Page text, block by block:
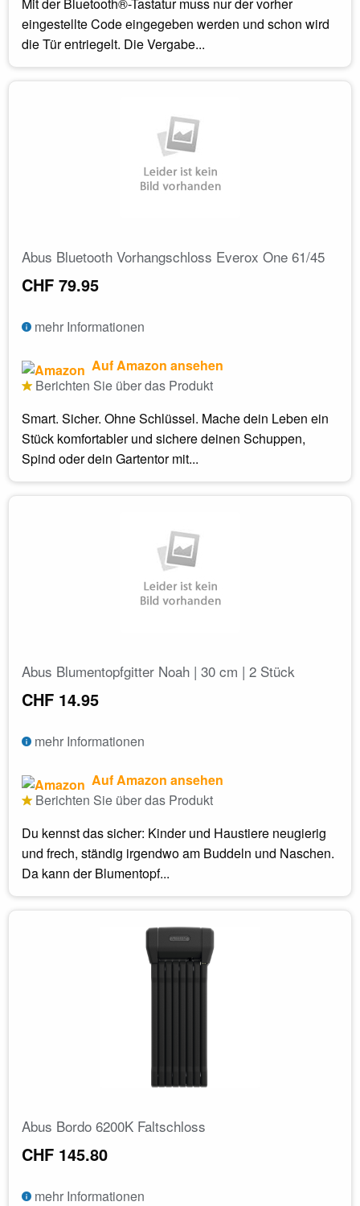
eingestellte Code eingegeben werden und schon wird
die Tür entriegelt. Die Vergabe...
Abus Bluetooth Vorhangschloss Everox One 61/45
CHF 79.95
mehr Informationen
Auf Amazon ansehen
Berichten Sie über das Produkt
Smart. Sicher. Ohne Schlüssel. Mache dein Leben ein
Stück komfortabler und sichere deinen Schuppen,
Spind oder dein Gartentor mit...
Abus Blumentopfgitter Noah | 30 cm | 2 Stück
CHF 14.95
mehr Informationen
Auf Amazon ansehen
Berichten Sie über das Produkt
Du kennst das sicher: Kinder und Haustiere neugierig
und frech, ständig irgendwo am Buddeln und Naschen.
Da kann der Blumentopf...
Abus Bordo 6200K Faltschloss
CHF 145.80
mehr Informationen